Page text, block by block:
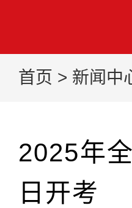
首页 > 新闻中
2025年
日开考